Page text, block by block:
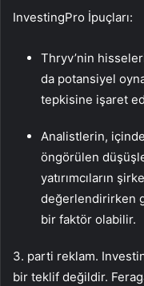
InvestingPro İpuçları:
Thryv’nin
da potansiyel
tepkisine işaret
Analistlerin,
öngörülen
yatırımcıların
değerlendirirken
bir faktör olabilir.
3. parti reklam.
bir teklif değildir.